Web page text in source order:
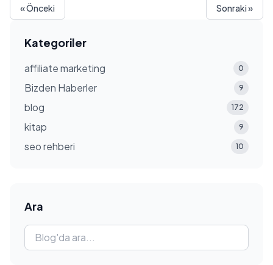
« Önceki Sonraki »
Kategoriler
affiliate marketing 0
Bizden Haberler 9
blog 172
kitap 9
seo rehberi 10
Ara